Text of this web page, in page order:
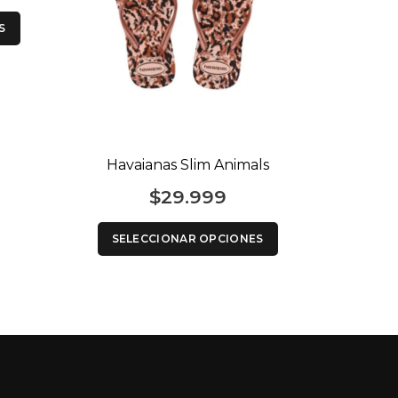
Havaianas Slim Animals
$29.999
SELECCIONAR OPCIONES